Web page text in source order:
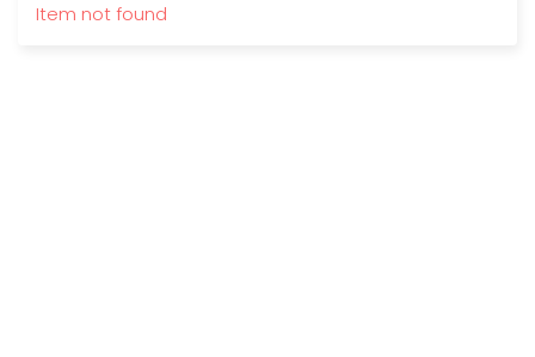
Item not found